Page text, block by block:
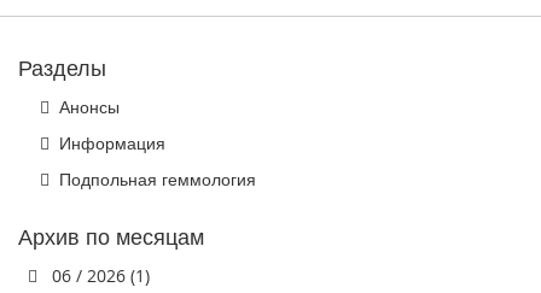
Разделы
Анонсы
Информация
Подпольная геммология
Архив по месяцам
06 / 2026 (1)